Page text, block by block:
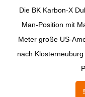
​Die BK Karbon-X
Man-Position mit
Meter große US-
nach